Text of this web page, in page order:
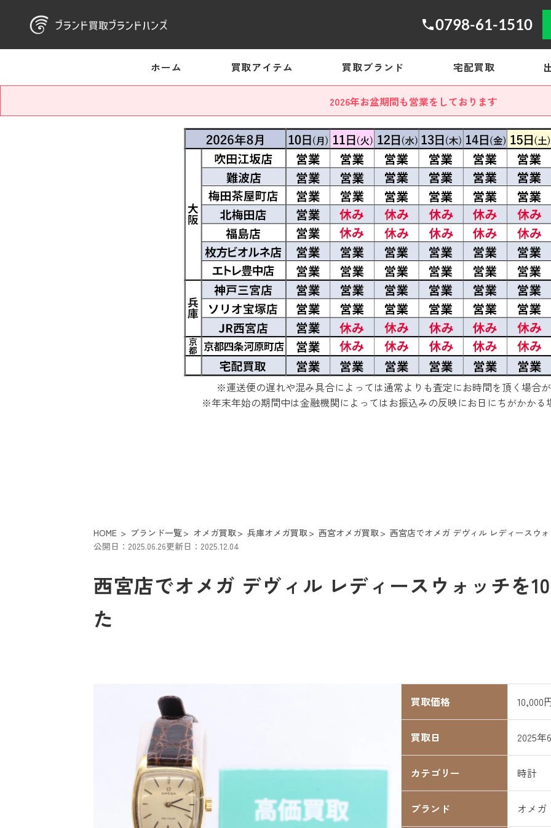
0798-61-1510
ホーム 買取アイテム 買取ブランド 宅配買取
2026年お盆期間も営業をしております
※運送便の遅れや混み具合によっては通常よりも査定にお時間を頂く場合
※年末年始の期間中は金融機関によってはお振込みの反映にお日にちがかかる
HOME ブランド一覧 オメガ買取 兵庫オメガ買取 西宮オメガ買取
西宮店でオメガ デヴィル レディースウ
公開日：2025.06.26更新日：2025.12.04
西宮店でオメガ デヴィル レディースウォッチを
た
買取価格 10,000
買取日 2025年
カテゴリー 時計
ブランド オメガ